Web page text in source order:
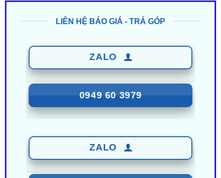
0949 60 3979
0987 801 029